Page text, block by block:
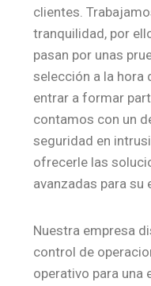
clientes.
tranquilidad, por
pasan por unas
selección a la hora
entrar a formar
contamos con un
seguridad en
ofrecerle las
avanzadas para su
Nuestra empresa
control de
operativo para una